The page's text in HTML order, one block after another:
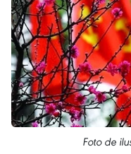
Foto de